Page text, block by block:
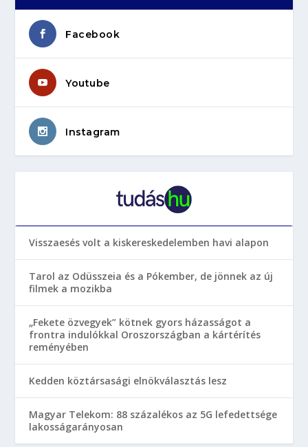
Facebook
Youtube
Instagram
Visszaesés volt a kiskereskedelemben havi alapon
Tarol az Odüsszeia és a Pókember, de jönnek az új
filmek a mozikba
„Fekete özvegyek” kötnek gyors házasságot a
frontra indulókkal Oroszországban a kártérítés
reményében
Kedden köztársasági elnökválasztás lesz
Magyar Telekom: 88 százalékos az 5G lefedettsége
lakosságarányosan